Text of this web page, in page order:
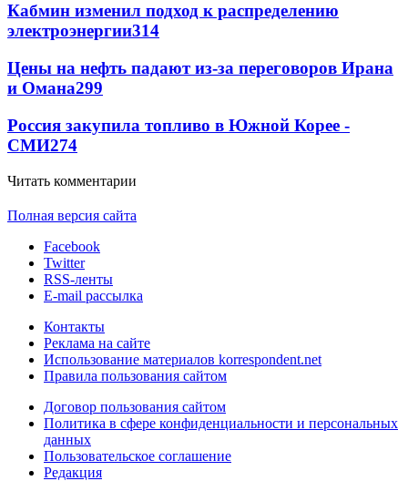
Кабмин изменил подход к распределению
электроэнергии314
Цены на нефть падают из-за переговоров Ирана
и Омана299
Россия закупила топливо в Южной Корее -
СМИ274
Читать комментарии
Полная версия сайта
Facebook
Twitter
RSS-ленты
E-mail рассылка
Контакты
Реклама на сайте
Использование материалов korrespondent.net
Правила пользования сайтом
Договор пользования сайтом
Политика в сфере конфиденциальности и персональных
данных
Пользовательское соглашение
Редакция